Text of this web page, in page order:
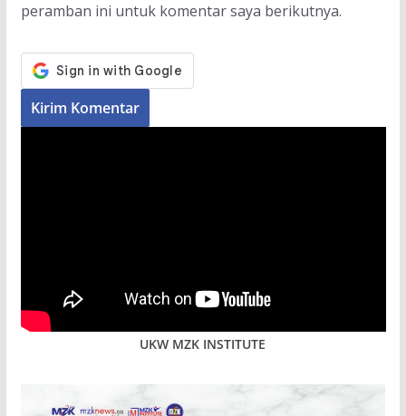
peramban ini untuk komentar saya berikutnya.
UKW MZK INSTITUTE